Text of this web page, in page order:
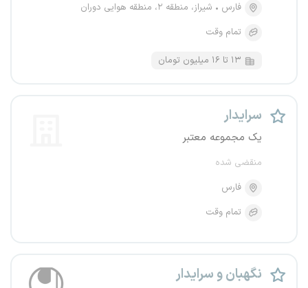
فارس
شیراز، منطقه ۲، منطقه هوایی دوران
تمام وقت
۱۳ تا ۱۶ میلیون تومان
سرایدار
یک مجموعه معتبر
منقضی شده
فارس
تمام وقت
نگهبان و سرایدار